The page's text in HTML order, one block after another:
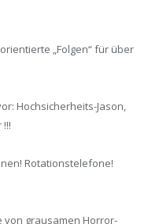
„Folgen“ für über
Hochsicherheits-Jason,
Rotationstelefone!
von grausamen Horror-